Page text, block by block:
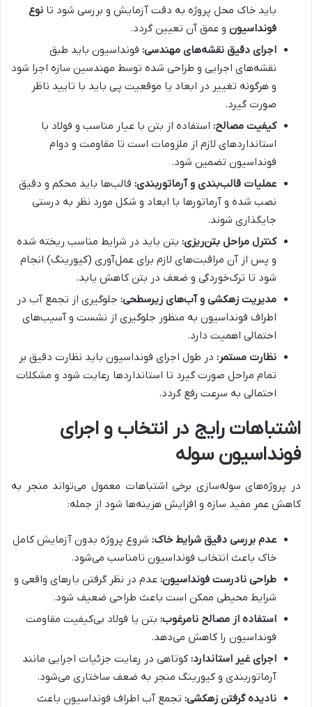
باید خاک محل پروژه به دقت آزمایش و بررسی شود تا نوع
فونداسیون و عمق آن تعیین گردد.
اجرای دقیق نقشه‌های مهندسی: فونداسیون باید طبق
نقشه‌های اجرایی و طراحی شده توسط مهندسین سازه اجرا شود
و هرگونه تغییر در ابعاد یا موقعیت پی باید با تایید ناظر
صورت گیرد.
کیفیت مصالح: استفاده از بتن با عیار مناسب و فولاد با
استانداردهای لازم از ملزومات است تا مقاومت و دوام
فونداسیون تضمین شود.
عملیات قالب‌بندی و آرماتوربندی: قالب‌ها باید محکم و دقیق
نصب شده و آرماتورها با ابعاد و شکل مورد نظر به درستی
جایگذاری شوند.
کنترل مراحل بتن‌ریزی: بتن باید در شرایط مناسب ریخته شده
و پس از آن مراقبت‌های لازم برای عمل‌آوری (کیورینگ) انجام
شود تا ترک‌خوردگی و ضعف در بتن کاهش یابد.
مدیریت زهکشی و آب‌های زیرسطحی: جلوگیری از تجمع آب در
اطراف فونداسیون به منظور جلوگیری از نشست و آسیب‌های
احتمالی اهمیت دارد.
نظارت مستمر: در طول اجرای فونداسیون باید نظارت دقیق بر
تمام مراحل صورت گیرد تا استانداردها رعایت شود و مشکلات
احتمالی به سرعت رفع گردد.
اشتباهات رایج در انتخاب و اجرای
فونداسیون سوله
در پروژه‌های سوله‌سازی برخی اشتباهات معمول می‌تواند منجر به
کاهش عمر مفید سازه و افزایش هزینه‌ها شود از جمله:
عدم بررسی دقیق شرایط خاک: شروع پروژه بدون آزمایش کامل
خاک باعث انتخاب فونداسیون نامناسب می‌شود.
طراحی نادرست فونداسیون: عدم در نظر گرفتن بارهای واقعی و
شرایط محیطی ممکن است باعث طراحی ضعیف شود.
استفاده از مصالح نامرغوب: بتن یا فولاد بی‌کیفیت مقاومت
فونداسیون را کاهش می‌دهد.
اجرای غیر استاندارد: کوتاهی در رعایت جزئیات اجرایی مانند
آرماتوربندی و کیورینگ منجر به ضعف ساختاری می‌شود.
نادیده گرفتن زهکشی: تجمع آب اطراف فونداسیون باعث